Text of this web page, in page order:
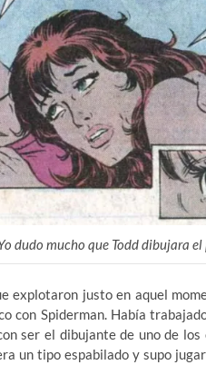
dudo mucho que Todd dibujara
explotaron justo en aquel
con Spiderman. Había
ser el dibujante de uno de
un tipo espabilado y supo